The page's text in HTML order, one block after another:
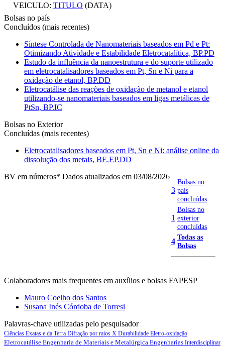
VEICULO: TITULO (DATA)
Bolsas no país
Concluídos (mais recentes)
Síntese Controlada de Nanomateriais baseados em Pd e Pt:
Otimizando Atividade e Estabilidade Eletrocatalítica, BP.PD
Estudo da influência da nanoestrutura e do suporte utilizado
em eletrocatalisadores baseados em Pt, Sn e Ni para a
oxidação de etanol, BP.DD
Eletrocatálise das reações de oxidação de metanol e etanol
utilizando-se nanomateriais baseados em ligas metálicas de
PtSn, BP.IC
Bolsas no Exterior
Concluídas (mais recentes)
Eletrocatalisadores baseados em Pt, Sn e Ni: análise online da
dissolução dos metais, BE.EP.DD
BV em números* Dados atualizados em 03/08/2026
3
Bolsas no
país
concluídas
1
Bolsas no
exterior
concluídas
4 Todas as
Bolsas
Colaboradores mais frequentes em auxílios e bolsas FAPESP
Mauro Coelho dos Santos
Susana Inés Córdoba de Torresi
Palavras-chave utilizadas pelo pesquisador
Ciências Exatas e da Terra Difração por raios X Durabilidade Eletro-oxidação
Eletrocatálise Engenharia de Materiais e Metalúrgica Engenharias Interdisciplinar